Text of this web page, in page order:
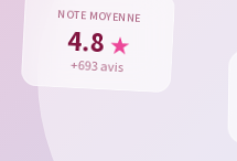
NOTE MOYENNE
4.8 ★
+693 avis